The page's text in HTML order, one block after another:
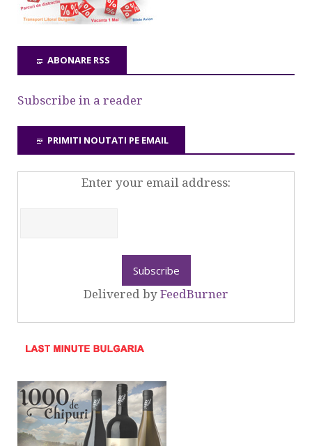
ABONARE RSS
Subscribe in a reader
PRIMITI NOUTATI PE EMAIL
Enter your email address:
Delivered by FeedBurner